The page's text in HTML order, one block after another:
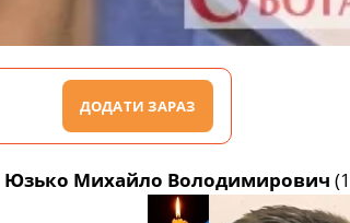
ДОДАТИ ЗАРАЗ
Юзько Михайло Володимирович